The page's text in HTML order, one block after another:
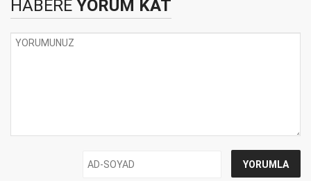
HABERE YORUM KAT